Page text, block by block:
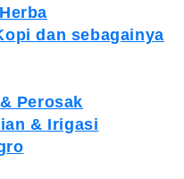
dan sebagainya
Perosak
& Irigasi